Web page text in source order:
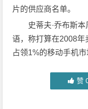
片的供应商名单。
史蒂夫·乔布斯
语，称打算在2008年
占领1%的移动手机市
赞